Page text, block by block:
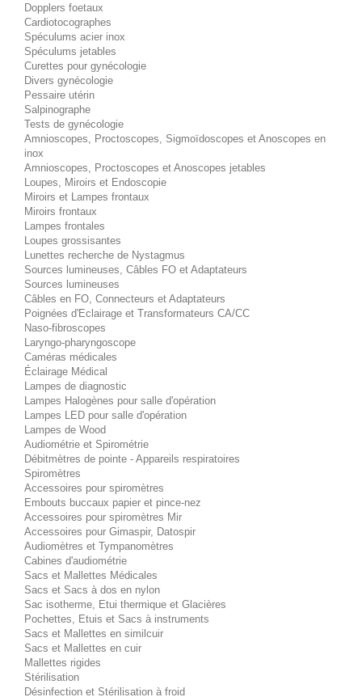
Dopplers foetaux
Cardiotocographes
Spéculums acier inox
Spéculums jetables
Curettes pour gynécologie
Divers gynécologie
Pessaire utérin
Salpinographe
Tests de gynécologie
Amnioscopes, Proctoscopes, Sigmoïdoscopes et Anoscopes en
inox
Amnioscopes, Proctoscopes et Anoscopes jetables
Loupes, Miroirs et Endoscopie
Miroirs et Lampes frontaux
Miroirs frontaux
Lampes frontales
Loupes grossisantes
Lunettes recherche de Nystagmus
Sources lumineuses, Câbles FO et Adaptateurs
Sources lumineuses
Câbles en FO, Connecteurs et Adaptateurs
Poignées d'Eclairage et Transformateurs CA/CC
Naso-fibroscopes
Laryngo-pharyngoscope
Caméras médicales
Éclairage Médical
Lampes de diagnostic
Lampes Halogènes pour salle d'opération
Lampes LED pour salle d'opération
Lampes de Wood
Audiométrie et Spirométrie
Débitmètres de pointe - Appareils respiratoires
Spiromètres
Accessoires pour spiromètres
Embouts buccaux papier et pince-nez
Accessoires pour spiromètres Mir
Accessoires pour Gimaspir, Datospir
Audiomètres et Tympanomètres
Cabines d'audiométrie
Sacs et Mallettes Médicales
Sacs et Sacs à dos en nylon
Sac isotherme, Etui thermique et Glacières
Pochettes, Etuis et Sacs à instruments
Sacs et Mallettes en similcuir
Sacs et Mallettes en cuir
Mallettes rigides
Stérilisation
Désinfection et Stérilisation à froid